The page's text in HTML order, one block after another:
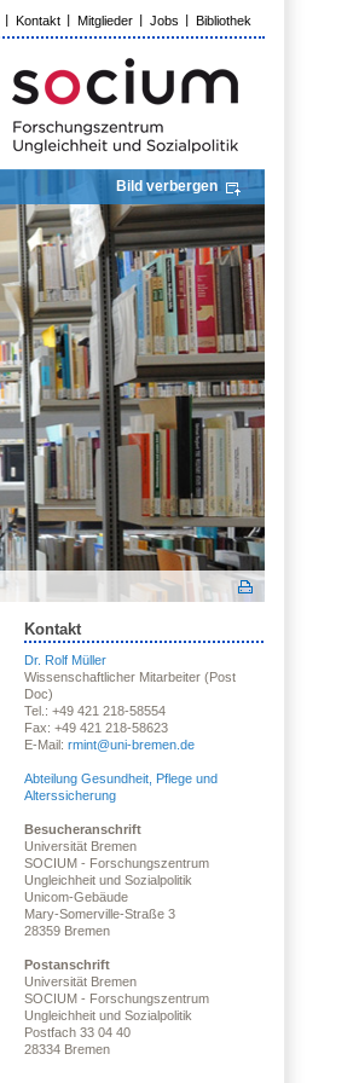
Kontakt Mitglieder Jobs Bibliothek
Bild verbergen
Kontakt
Dr. Rolf Müller
Wissenschaftlicher Mitarbeiter (Post
Doc)
Tel.: +49 421 218-58554
Fax: +49 421 218-58623
E-Mail: rmint@uni-bremen.de
Abteilung Gesundheit, Pflege und
Alterssicherung
Besucheranschrift
Universität Bremen
SOCIUM - Forschungszentrum
Ungleichheit und Sozialpolitik
Unicom-Gebäude
Mary-Somerville-Straße 3
28359 Bremen
Postanschrift
Universität Bremen
SOCIUM - Forschungszentrum
Ungleichheit und Sozialpolitik
Postfach 33 04 40
28334 Bremen